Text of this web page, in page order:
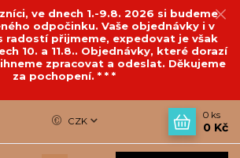
ve dnech 1.-9.8. 2026 si budeme
odpočinku. Vaše objednávky i v
přijmeme, expedovat je však
10. a 11.8.. Objednávky, které dorazí
zpracovat a odeslat. Děkujeme
za pochopení. * * *
CZK
0 ks
0 Kč